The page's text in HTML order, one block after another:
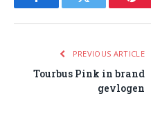
FacebookTwitter
PREVIOUS ARTICLE
Tourbus Pink in brand
gevlogen